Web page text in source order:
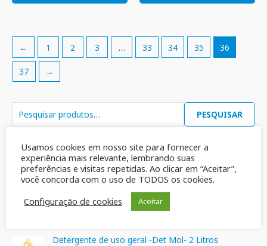
PESQUISAR
Mais vendidos
Detergente de uso geral -Det Mol- 2 Litros
← 1 2 3 … 33 34 35 36
37 →
Usamos cookies em nosso site para fornecer a
experiência mais relevante, lembrando suas
preferências e visitas repetidas. Ao clicar em “Aceitar”,
você concorda com o uso de TODOS os cookies.
Configuração de cookies
Aceitar